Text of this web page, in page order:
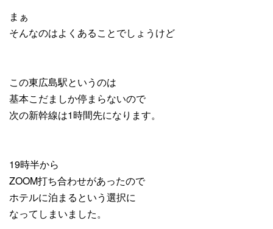
まぁ
そんなのはよくあることでしょうけど
この東広島駅というのは
基本こだましか停まらないので
次の新幹線は1時間先になります。
19時半から
ZOOM打ち合わせがあったので
ホテルに泊まるという選択に
なってしまいました。